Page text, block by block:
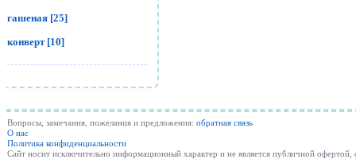
гашеная [25]
конверт [10]
Вопросы, замечания, пожелания и предложения: обратная связь
О нас
Политика конфиденциальности
Cайт носит исключительно информационный характер и не является публичной